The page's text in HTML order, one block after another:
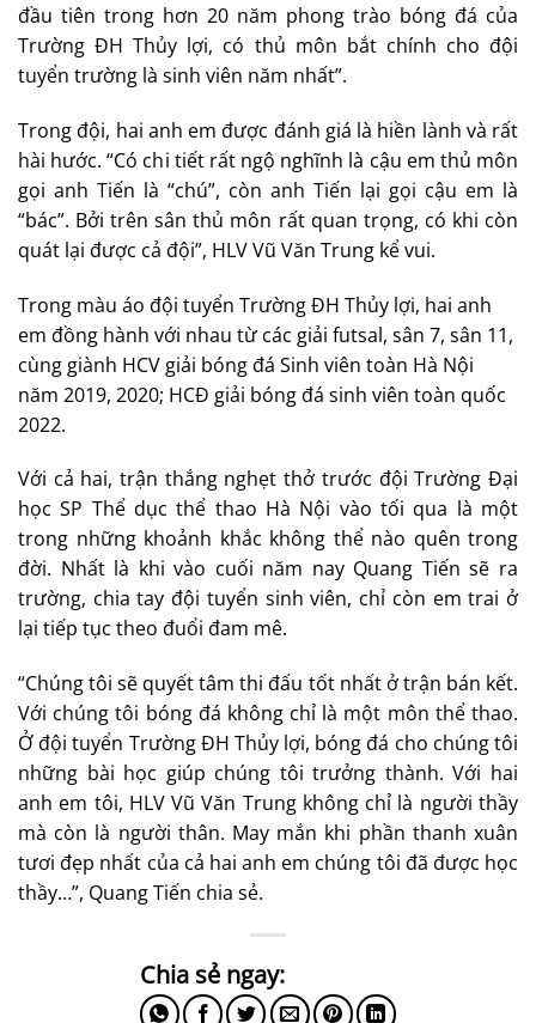
đầu tiên trong hơn 20 năm phong trào bóng đá của
Trường ĐH Thủy lợi, có thủ môn bắt chính cho đội
tuyển trường là sinh viên năm nhất”.
Trong đội, hai anh em được đánh giá là hiền lành và rất
hài hước. “Có chi tiết rất ngộ nghĩnh là cậu em thủ môn
gọi anh Tiến là “chú”, còn anh Tiến lại gọi cậu em là
“bác”. Bởi trên sân thủ môn rất quan trọng, có khi còn
quát lại được cả đội”, HLV Vũ Văn Trung kể vui.
Trong màu áo đội tuyển Trường ĐH Thủy lợi, hai anh
em đồng hành với nhau từ các giải futsal, sân 7, sân 11,
cùng giành HCV giải bóng đá Sinh viên toàn Hà Nội
năm 2019, 2020; HCĐ giải bóng đá sinh viên toàn quốc
2022.
Với cả hai, trận thắng nghẹt thở trước đội Trường Đại
học SP Thể dục thể thao Hà Nội vào tối qua là một
trong những khoảnh khắc không thể nào quên trong
đời. Nhất là khi vào cuối năm nay Quang Tiến sẽ ra
trường, chia tay đội tuyển sinh viên, chỉ còn em trai ở
lại tiếp tục theo đuổi đam mê.
“Chúng tôi sẽ quyết tâm thi đấu tốt nhất ở trận bán kết.
Với chúng tôi bóng đá không chỉ là một môn thể thao.
Ở đội tuyển Trường ĐH Thủy lợi, bóng đá cho chúng tôi
những bài học giúp chúng tôi trưởng thành. Với hai
anh em tôi, HLV Vũ Văn Trung không chỉ là người thầy
mà còn là người thân. May mắn khi phần thanh xuân
tươi đẹp nhất của cả hai anh em chúng tôi đã được học
thầy…”, Quang Tiến chia sẻ.